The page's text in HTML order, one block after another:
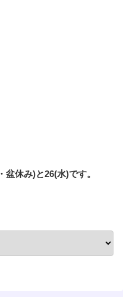
休み)と26(水)です。